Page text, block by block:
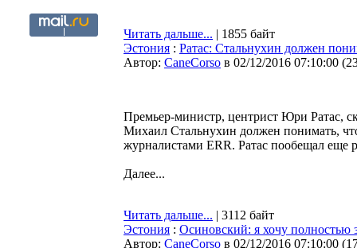
Читать дальше... | 1855 байт
Эстония : Ратас: Стальнухин должен
Автор: CaneCorso в 02/12/2016 07:10:00 (
Премьер-министр, центрист Юри Ратас,
Михаил Стальнухин должен понимать,
журналистами ERR. Ратас пообещал еще
Далее...
Читать дальше... | 3112 байт
Эстония : Осиновский: я хочу полностью
Автор: CaneCorso в 02/12/2016 07:10:00 (